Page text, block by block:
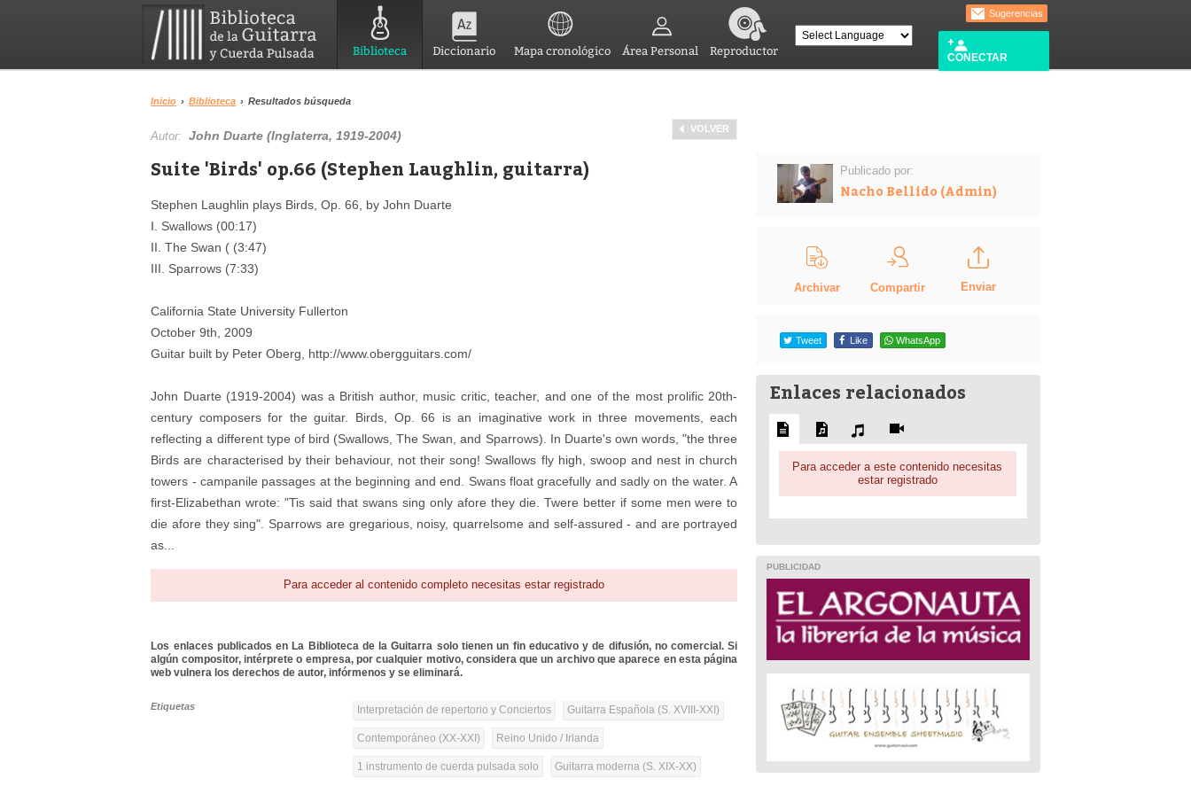
Biblioteca Diccionario Mapa cronológico Área Personal Reproductor
Sugerencias
CONECTAR
Inicio › Biblioteca › Resultados búsqueda
VOLVER
Autor:John Duarte (Inglaterra, 1919-2004)
Suite 'Birds' op.66 (Stephen Laughlin, guitarra)
Stephen Laughlin plays Birds, Op. 66, by John Duarte
I. Swallows (00:17)
II. The Swan ( (3:47)
III. Sparrows (7:33)
California State University Fullerton
October 9th, 2009
Guitar built by Peter Oberg, http://www.obergguitars.com/
John Duarte (1919-2004) was a British author, music critic, teacher, and one of the most prolific 20th-
century composers for the guitar. Birds, Op. 66 is an imaginative work in three movements, each
reflecting a different type of bird (Swallows, The Swan, and Sparrows). In Duarte's own words, "the three
Birds are characterised by their behaviour, not their song! Swallows fly high, swoop and nest in church
towers - campanile passages at the beginning and end. Swans float gracefully and sadly on the water. A
first-Elizabethan wrote: "Tis said that swans sing only afore they die. Twere better if some men were to
die afore they sing". Sparrows are gregarious, noisy, quarrelsome and self-assured - and are portrayed
as...
Para acceder al contenido completo necesitas estar registrado
Los enlaces publicados en La Biblioteca de la Guitarra solo tienen un fin educativo y de difusión, no comercial. Si
algún compositor, intérprete o empresa, por cualquier motivo, considera que un archivo que aparece en esta página
web vulnera los derechos de autor, infórmenos y se eliminará.
Etiquetas Interpretación de repertorio y Conciertos Guitarra Española (S. XVIII-XXI)
Contemporáneo (XX-XXI) Reino Unido / Irlanda
1 instrumento de cuerda pulsada solo Guitarra moderna (S. XIX-XX)
Publicado por:
Nacho Bellido (Admin)
Archivar Compartir Enviar
Tweet Like WhatsApp
Enlaces relacionados
Para acceder a este contenido necesitas
estar registrado
PUBLICIDAD